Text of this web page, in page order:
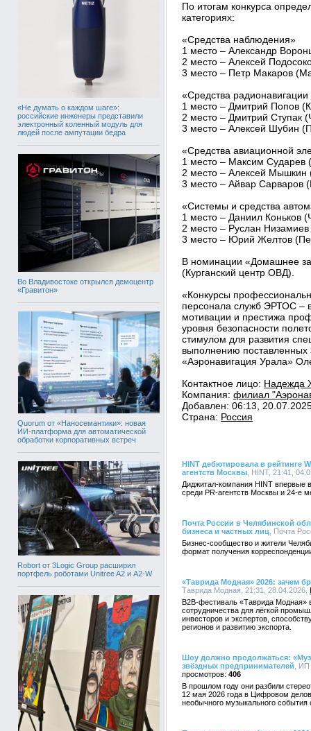
«Не думать о каждом шаге»:
российские инженеры представили
электронный коленный модуль для
людей после ампутации бедра
Во Владивостоке открылся демоцентр
«Гравитон»
Quorum от «Наносемантики»: новая
ИИ-платформа для автоматической
обработки корпоративных встреч
Robort от 3Logic Group расширил
портфель роботами Unitree A2 и A2-W
По итогам конкурса
категориях:
«Средства наблюдения»
1 место – Александр
2 место – Алексей
3 место – Петр Макаров
«Средства радионавигации
1 место – Дмитрий Попов
2 место – Дмитрий Ступак
3 место – Алексей Шубин
«Средства авиационной
1 место – Максим Сударев
2 место – Алексей Мышкин
3 место – Айвар Сарваров
«Системы и средства
1 место – Даниил Коньков
2 место – Руслан
3 место – Юрий Желтов
В номинации «Домашнее
(Курганский центр ОВД).
«Конкурсы
персонала служб ЭРТОС –
мотивации и престижа
уровня безопасности
стимулом для развития
выполнению поставленных
«Аэронавигация Урала»
Контактное лицо: Надежда
Компания: филиал
Добавлен: 06:13,
Страна: Россия
HINT дебютировала в рейтинге
агентств Москвы , HINT, 21:41,
Диджитал-компания HINT впервые
среди PR-агентств Москвы и 24-е
Почта России в Челябинской
бизнеса и частных лиц , Почта
Бизнес-сообщество и жители
формат получения
«Таврида Модная» 2026: зачем
Таврида Модная, 21:31, 28.04.2026,
B2B-фестиваль «Таврида Модная»
сотрудничества для лёгкой
инвесторов и экспертов,
регионов и развитию экспорта.
Шоу должно продолжаться:
звёздных предпринимателей ,
406
В прошлом году они разбили
12 мая 2026 года в Цифровом
необычного музыкального